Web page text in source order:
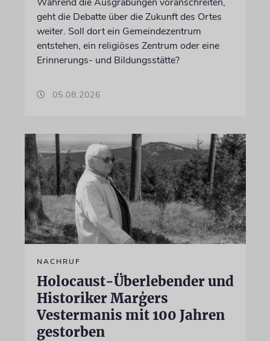
geht die Debatte über die Zukunft des Ortes
weiter. Soll dort ein Gemeindezentrum
entstehen, ein religiöses Zentrum oder eine
Erinnerungs- und Bildungsstätte?
05.08.2026
NACHRUF
Holocaust-Überlebender und
Historiker Marģers
Vestermanis mit 100 Jahren
gestorben